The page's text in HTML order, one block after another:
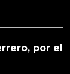
por el